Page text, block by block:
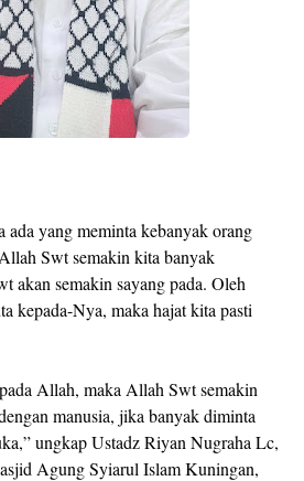
ada yang meminta kebanyak orang
Swt semakin kita banyak
akan semakin sayang pada. Oleh
kepada-Nya, maka hajat kita pasti
Allah, maka Allah Swt semakin
manusia, jika banyak diminta
ungkap Ustadz Riyan Nugraha Lc,
Agung Syiarul Islam Kuningan,